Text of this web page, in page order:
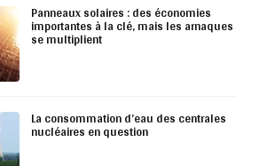
Panneaux solaires : des économies
importantes à la clé, mais les arnaques
se multiplient
La consommation d’eau des centrales
nucléaires en question